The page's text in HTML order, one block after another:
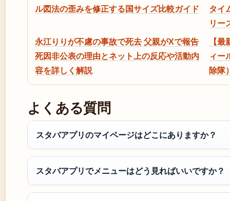
ル図法の歪みを修正する国サイズ比較ガイド
タイ
リー
永江りりが不慮の事故で死去 父親がXで報告
死因非公表の理由とネット上の反応や活動内
容を詳しく解説
【
ィー
除隊
よくある質問
スタバアプリのマイページはどこにありますか？
スタバアプリでメニューはどう見ればいいですか？